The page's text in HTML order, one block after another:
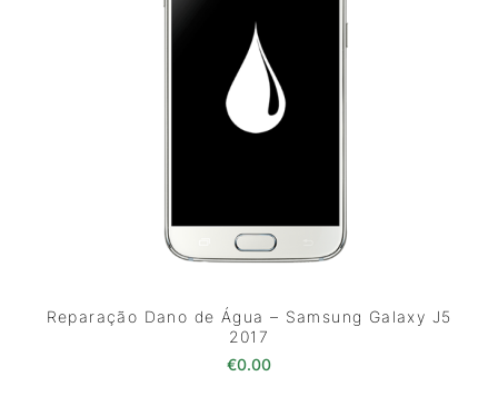
Reparação Dano de Água – Samsung Galaxy J5
2017
€0.00